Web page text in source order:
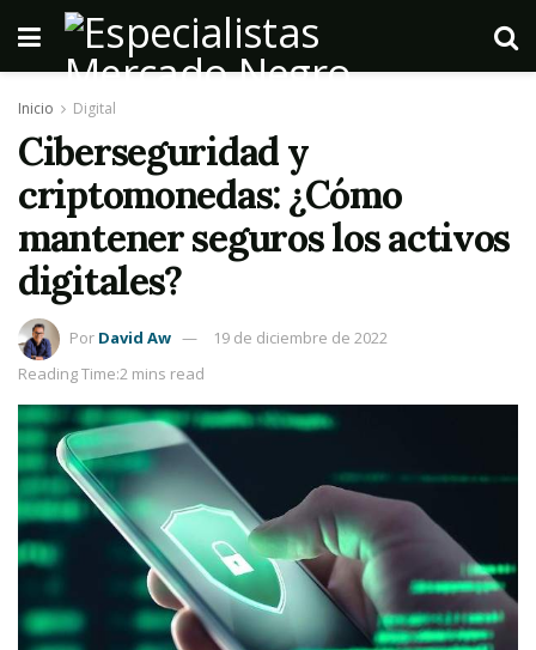
Inicio Digital
Ciberseguridad y
criptomonedas: ¿Cómo
mantener seguros los activos
digitales?
Por David Aw
19 de diciembre de 2022
Reading Time:2 mins read